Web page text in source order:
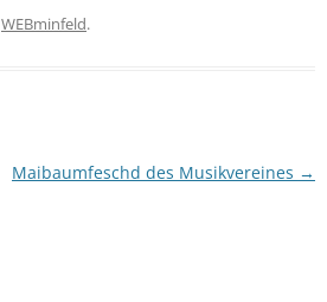
WEBminfeld.
Maibaumfeschd des Musikvereines →